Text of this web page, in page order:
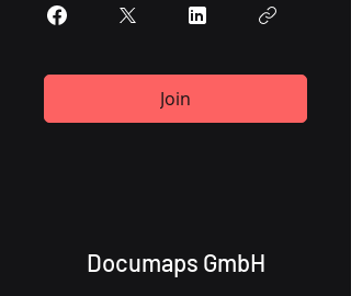
Join
Documaps GmbH